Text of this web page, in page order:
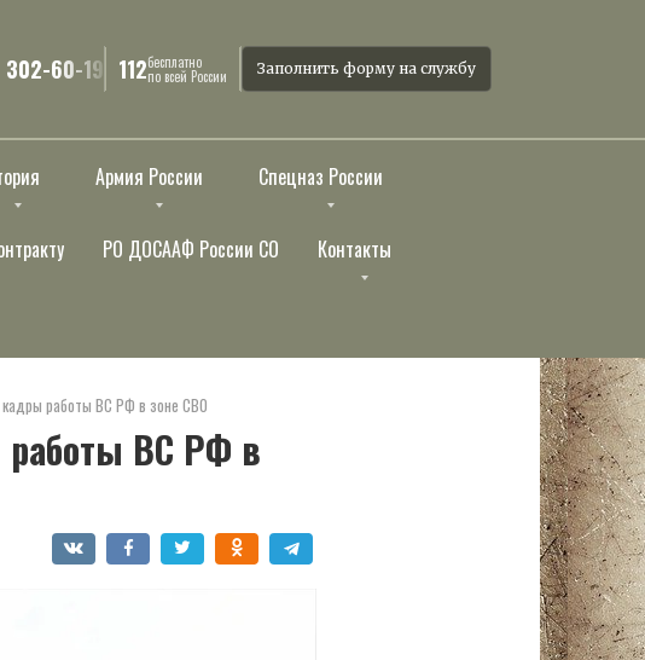
60-19 112бесплатно
по всей России Заполнить форму на службу
Армия России Спецназ России
РО ДОСААФ России СО Контакты
работы ВС РФ в зоне СВО
ВС РФ в